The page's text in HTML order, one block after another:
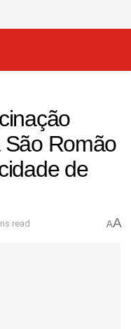
Romão
de
read AA